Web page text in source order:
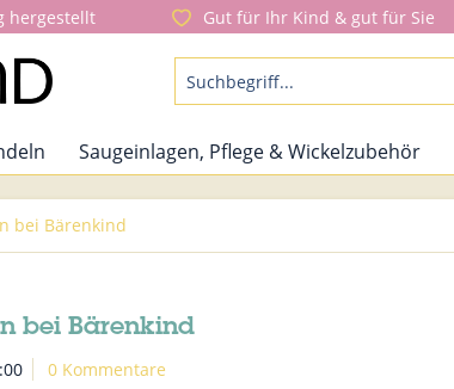
hergestellt Gut für Ihr Kind & gut für Sie
Saugeinlagen, Pflege & Wickelzubehör
bei Bärenkind
bei Bärenkind
0 Kommentare